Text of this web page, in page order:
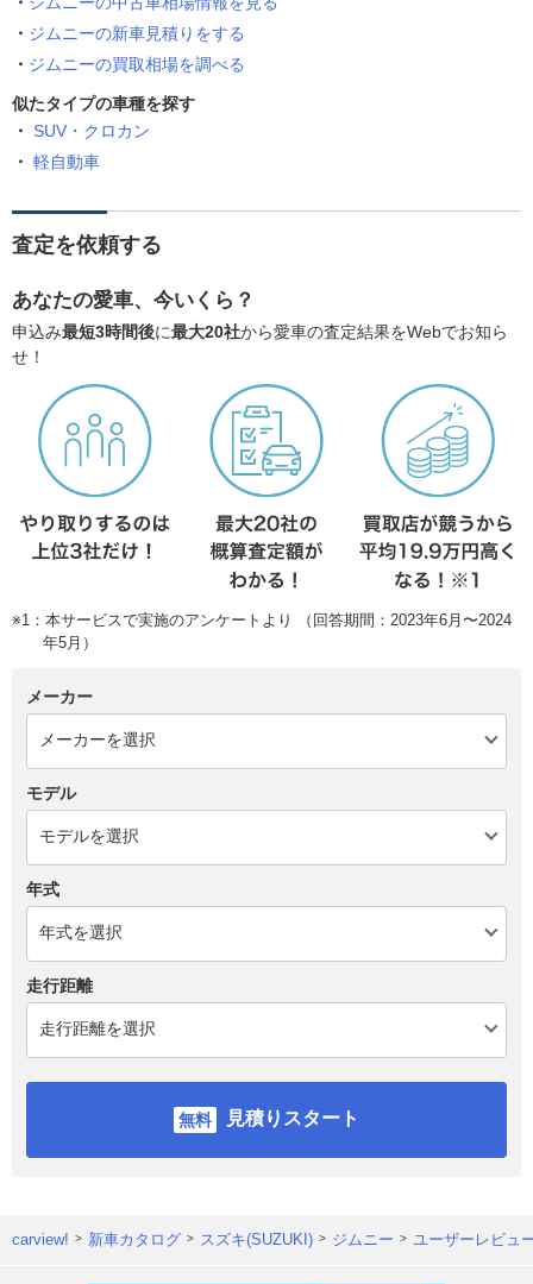
ジムニーの新車見積りをする
ジムニーの買取相場を調べる
似たタイプの車種を探す
SUV・クロカン
軽自動車
査定を依頼する
あなたの愛車、今いくら？
申込み最短3時間後に最大20社から愛車の査定結果をWebでお知ら
せ！
※1：本サービスで実施のアンケートより （回答期間：2023年6月〜2024
年5月）
メーカー
モデル
年式
走行距離
見積りスタート
carview! 新車カタログ スズキ(SUZUKI) ジムニー ユーザーレビュ